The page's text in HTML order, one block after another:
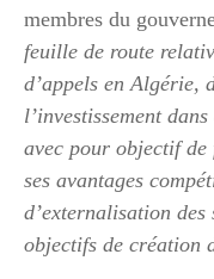
membres du
feuille de route
d’appels en Algérie,
l’investissement
avec pour objectif de
ses avantages
d’externalisation
objectifs de création